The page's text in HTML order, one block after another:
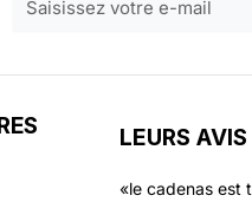
LEURS AVIS
«le cadenas est